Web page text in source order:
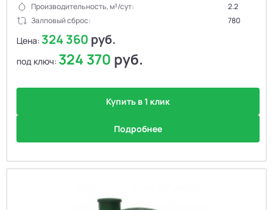
Производительность, м³/сут:
2.2
Залповый сброс:
780
Цена: 324 360 руб.
под ключ: 324 370 руб.
Купить в 1 клик
Подробнее